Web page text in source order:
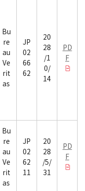
Bu
re
au
Ve
rit
as
JP
02
66
62
20
28
/1
0/
14
PD
F
Bu
re
au
Ve
rit
as
JP
02
62
11
20
28
/5/
31
PD
F